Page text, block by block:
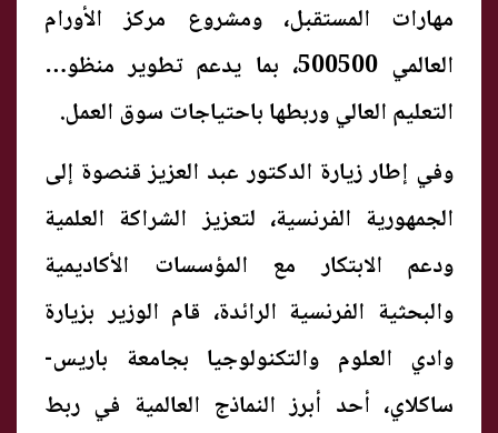
مهارات المستقبل، ومشروع مركز الأورام
العالمي 500500، بما يدعم تطوير منظومة
التعليم العالي وربطها باحتياجات سوق العمل.
وفي إطار زيارة الدكتور عبد العزيز قنصوة إلى
الجمهورية الفرنسية، لتعزيز الشراكة العلمية
ودعم الابتكار مع المؤسسات الأكاديمية
والبحثية الفرنسية الرائدة، قام الوزير بزيارة
وادي العلوم والتكنولوجيا بجامعة باريس-
ساكلاي، أحد أبرز النماذج العالمية في ربط